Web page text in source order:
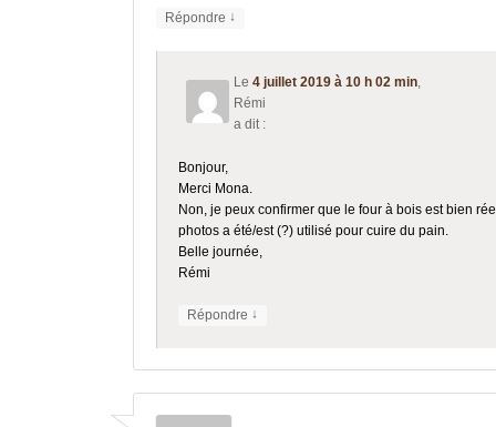
Répondre ↓
Le 4 juillet 2019 à 10 h 02 min,
Rémi
a dit :
Bonjour,
Merci Mona.
Non, je peux confirmer que le four à bois est bien
photos a été/est (?) utilisé pour cuire du pain.
Belle journée,
Rémi
Répondre ↓